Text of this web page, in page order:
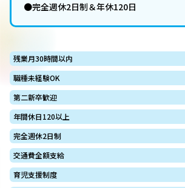
●完全週休2日制＆年休120日
残業月30時間以内
職種未経験OK
第二新卒歓迎
年間休日120以上
完全週休2日制
交通費全額支給
育児支援制度